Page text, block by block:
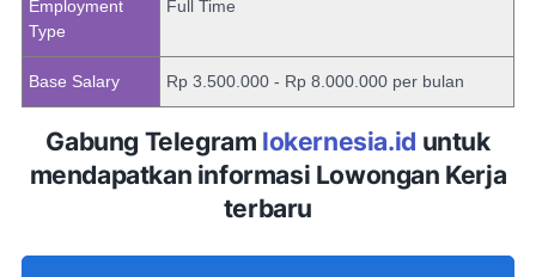
Employment
Type
Full Time
Base Salary Rp 3.500.000 - Rp 8.000.000 per bulan
Gabung Telegram lokernesia.id untuk
mendapatkan informasi Lowongan Kerja
terbaru